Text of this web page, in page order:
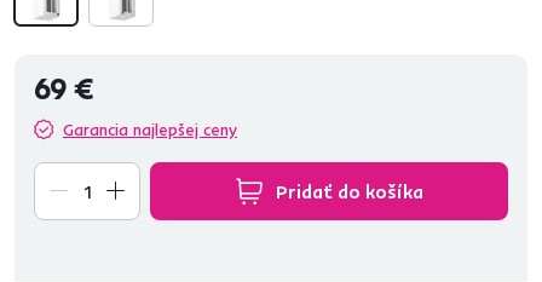
69 €
Garancia najlepšej ceny
Pridať do košíka